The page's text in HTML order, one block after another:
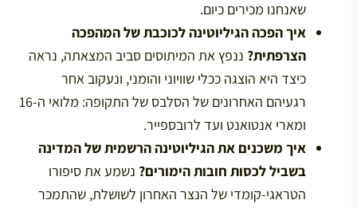
שאנחנו מכירים כיום.
איך הפכה הגיליוטינה לכוכבת של המהפכה
הצרפתית? ננפץ את המיתוסים סביב המצאתה, נראה
כיצד היא הוצגה ככלי שוויוני והומני, ונעקוב אחר
רגעיהם האחרונים של הסלבס של התקופה: מלואי ה-16
ומארי אנטואנט ועד לרובספייר.
איך משכנים את הגיליוטינה הרשמית של המדינה
בשביל לכסות חובות הימורים? נשמע את סיפורו
הטראגי-קומדי של הנצר האחרון לשושלת, שהתמכר